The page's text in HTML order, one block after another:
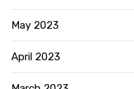
May 2023
April 2023